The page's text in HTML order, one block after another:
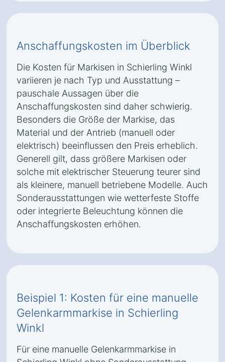
Anschaffungskosten im Überblick
Die Kosten für Markisen in Schierling Winkl
variieren je nach Typ und Ausstattung –
pauschale Aussagen über die
Anschaffungskosten sind daher schwierig.
Besonders die Größe der Markise, das
Material und der Antrieb (manuell oder
elektrisch) beeinflussen den Preis erheblich.
Generell gilt, dass größere Markisen oder
solche mit elektrischer Steuerung teurer sind
als kleinere, manuell betriebene Modelle. Auch
Sonderausstattungen wie wetterfeste Stoffe
oder integrierte Beleuchtung können die
Anschaffungskosten erhöhen.
Beispiel 1: Kosten für eine manuelle
Gelenkarmmarkise in Schierling
Winkl
Für eine manuelle Gelenkarmmarkise in